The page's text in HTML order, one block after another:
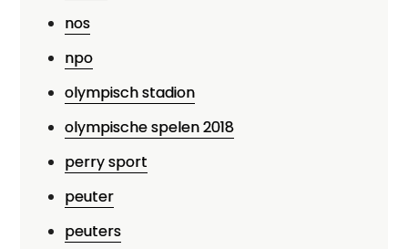
nos
npo
olympisch stadion
olympische spelen 2018
perry sport
peuter
peuters